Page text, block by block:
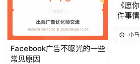
Facebook广告不曝光的一些
常见原因
《愿
件事
小